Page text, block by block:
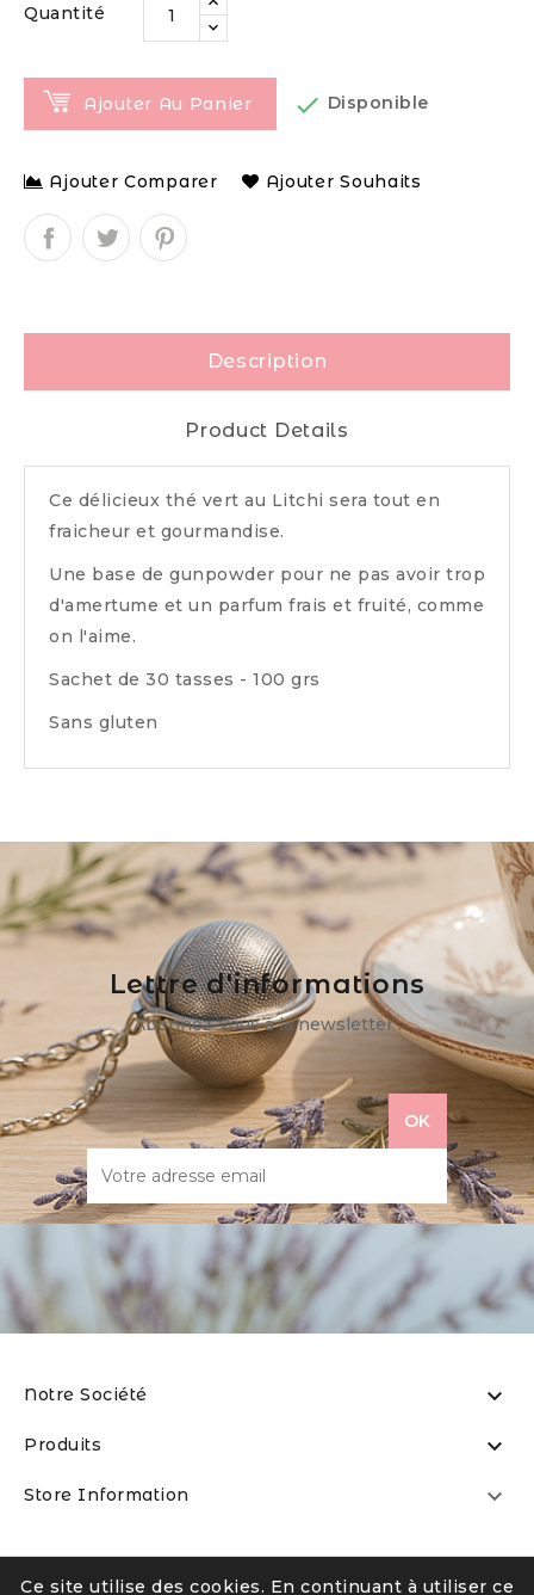
Quantité
Ajouter Au Panier  Disponible
Ajouter Comparer Ajouter Souhaits
Description
Product Details
Ce délicieux thé vert au Litchi sera tout en
fraicheur et gourmandise.
Une base de gunpowder pour ne pas avoir trop
d'amertume et un parfum frais et fruité, comme
on l'aime.
Sachet de 30 tasses - 100 grs
Sans gluten
Lettre d'informations
Abonnez-vous à la newsletter :
Notre Société 
Produits 
Store Information 
Ce site utilise des cookies. En continuant à utiliser ce
© La Boîte à Thé Sxm-fb:laboiteathesxm-